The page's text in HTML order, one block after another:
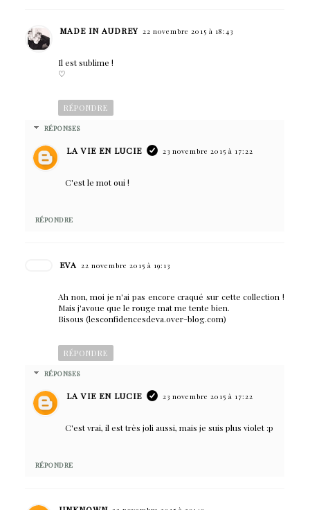
MADE IN AUDREY 22 novembre 2015 à 18:43
Il est sublime !
♡
RÉPONDRE
RÉPONSES
LA VIE EN LUCIE 23 novembre 2015 à 17:22
C'est le mot oui !
RÉPONDRE
EVA 22 novembre 2015 à 19:13
Ah non, moi je n'ai pas encore craqué sur cette collection !
Mais j'avoue que le rouge mat me tente bien.
Bisous (lesconfidencesdeva.over-blog.com)
RÉPONDRE
RÉPONSES
LA VIE EN LUCIE 23 novembre 2015 à 17:22
C'est vrai, il est très joli aussi, mais je suis plus violet :p
RÉPONDRE